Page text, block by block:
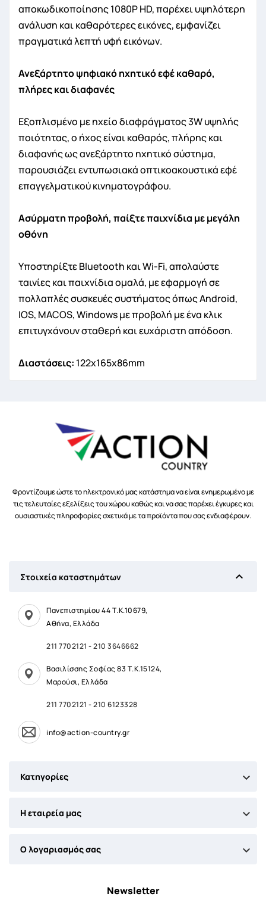
αποκωδικοποίησης 1080P HD, παρέχει υψηλότερη
ανάλυση και καθαρότερες εικόνες, εμφανίζει
πραγματικά λεπτή υφή εικόνων.
Ανεξάρτητο ψηφιακό ηχητικό εφέ καθαρό,
πλήρες και διαφανές
Εξοπλισμένο με ηχείο διαφράγματος 3W υψηλής
ποιότητας, ο ήχος είναι καθαρός, πλήρης και
διαφανής ως ανεξάρτητο ηχητικό σύστημα,
παρουσιάζει εντυπωσιακά οπτικοακουστικά εφέ
επαγγελματικού κινηματογράφου.
Ασύρματη προβολή, παίξτε παιχνίδια με μεγάλη
οθόνη
Υποστηρίξτε Bluetooth και Wi-Fi, απολαύστε
ταινίες και παιχνίδια ομαλά, με εφαρμογή σε
πολλαπλές συσκευές συστήματος όπως Android,
IOS, MACOS, Windows με προβολή με ένα κλικ
επιτυγχάνουν σταθερή και ευχάριστη απόδοση.
Διαστάσεις: 122x165x86mm
Φροντίζουμε ώστε το ηλεκτρονικό μας κατάστημα να είναι ενημερωμένο με
τις τελευταίες εξελίξεις του χώρου καθώς και να σας παρέχει έγκυρες και
ουσιαστικές πληροφορίες σχετικά με τα προϊόντα που σας ενδιαφέρουν.
Στοιχεία καταστημάτων 
Πανεπιστημίου 44 Τ.Κ.10679,
Αθήνα, Ελλάδα
211 7702121 -210 3646662
Βασιλίσσης Σοφίας 83 Τ.Κ.15124,
Μαρούσι, Ελλάδα
211 7702121 -210 6123328
info@action-country.gr
Κατηγορίες 
Η εταιρεία μας 
Ο λογαριασμός σας 
Newsletter